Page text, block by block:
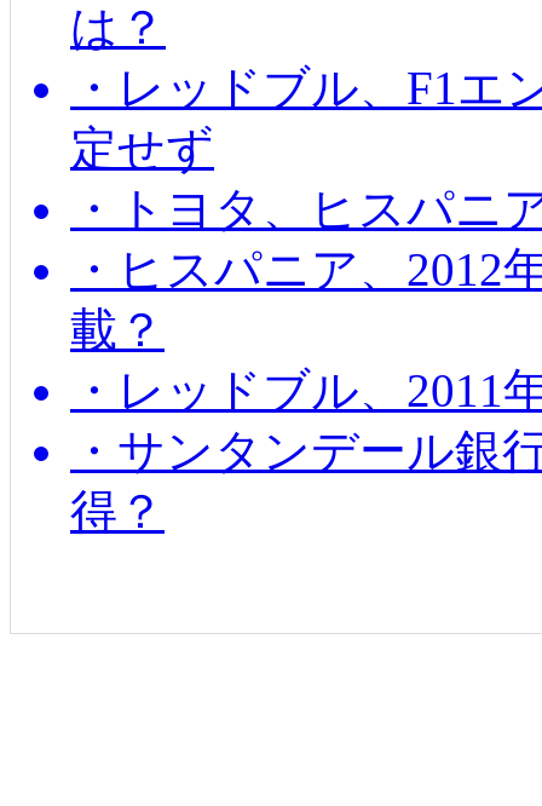
は？
・レッドブル、F1エ
定せず
・トヨタ、ヒスパニ
・ヒスパニア、2012
載？
・レッドブル、2011
・サンタンデール銀
得？